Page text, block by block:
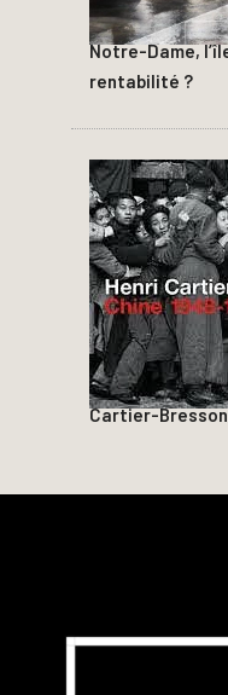
Notre-Dame,
rentabilité ?
Cartier-